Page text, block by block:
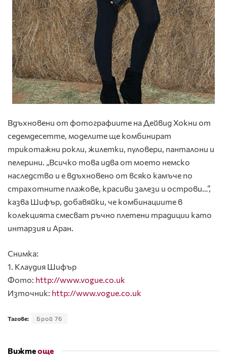
Вдъхновени от фотографиите на Дейвид Хокни от
седемдесетте, моделите ще комбинират
трикотажни рокли, жилетки, пуловери, панталони и
пелерини. „Всичко това идва от моето немско
наследство и е вдъхновено от всяко камъче по
страхотните плажове, красиви залези и острови…”,
казва Шифър, добавяйки, че комбинациите в
колекцията смесват ръчно плетени традиции като
интарзия и Аран.
Снимка:
1. Клаудия Шифър
Фото: http://www.vogue.co.uk
Източник: http://www.vogue.co.uk
Тагове: Брой 76
Вижтеоще